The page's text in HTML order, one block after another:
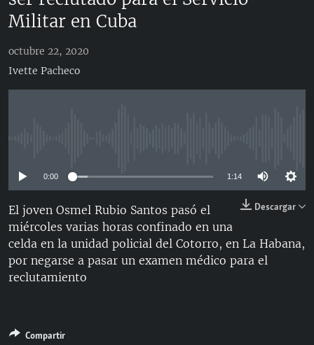
navegación
principal
#11JCUBA, 5 AÑOS DESPUÉS
SOBRE CUBA
AMÉRICA 250
INMIGRACIÓN
ARTE Y ENTRETENIMIENTO
ESPECIALES
ESPECIALES
LA REALIDAD DE LA VIVIENDA EN CUBA
SER VIEJO EN CUBA
DESINFORMACIÓN RUSA EN AMÉRICA LATINA
MULTIMEDIA
EDITORIALES
SÍGUENOS
Militar en Cuba
octubre 22, 2020
Ivette Pacheco
0:00 1:14
Descargar
El joven Osmel Rubio Santos pasó el
miércoles varias horas confinado en una
celda en la unidad policial del Cotorro, en La Habana,
por negarse a pasar un examen médico para el
reclutamiento
Compartir